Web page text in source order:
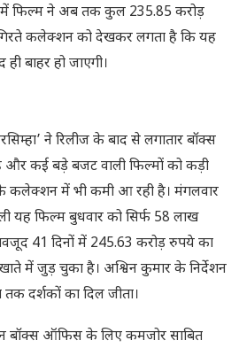
में फिल्म ने अब तक कुल 235.85 करोड़
गिरते कलेक्शन को देखकर लगता है कि यह
बाहर हो जाएगी।
ने रिलीज के बाद से लगातार बॉक्स
कई बड़े बजट वाली फिल्मों को कड़ी
कलेक्शन में भी कमी आ रही है। मंगलवार
यह फिल्म बुधवार को सिर्फ 58 लाख
41 दिनों में 245.63 करोड़ रुपये का
में जुड़ चुका है। अश्विन कुमार के निर्देशन
दर्शकों का दिल जीता।
बॉक्स ऑफिस के लिए कमजोर साबित